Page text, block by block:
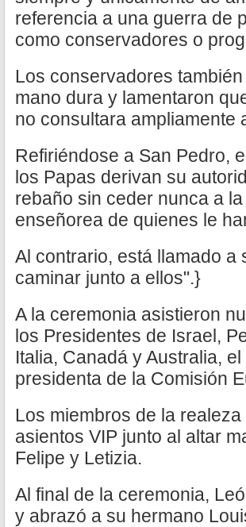
referencia a una guerra de
como conservadores o
Los conservadores
mano dura y lamentaron
no consultara ampliamente
Refiriéndose a San Pedro,
los Papas derivan su
rebaño sin ceder nunca a
enseñorea de quienes le
Al contrario, está llamado
caminar junto a ellos".}
A la ceremonia asistieron
los Presidentes de Israel,
Italia, Canadá y Australia,
presidenta de la Comisión
Los miembros de la
asientos VIP junto al altar
Felipe y Letizia.
Al final de la ceremonia,
y abrazó a su hermano